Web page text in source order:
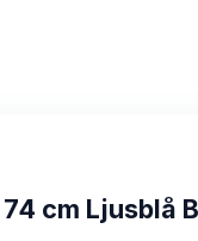
cm Ljusblå